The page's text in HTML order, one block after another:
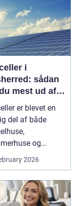
i
sådan
mest ud af
er blevet en
del af både
og
erhverv i
2026